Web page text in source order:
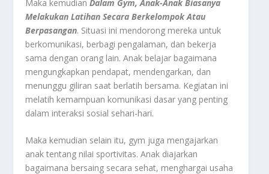
Maka kemudian Dalam Gym, Anak-Anak Biasanya
Melakukan Latihan Secara Berkelompok Atau
Berpasangan. Situasi ini mendorong mereka untuk
berkomunikasi, berbagi pengalaman, dan bekerja
sama dengan orang lain. Anak belajar bagaimana
mengungkapkan pendapat, mendengarkan, dan
menunggu giliran saat berlatih bersama. Kegiatan ini
melatih kemampuan komunikasi dasar yang penting
dalam interaksi sosial sehari-hari.
Maka kemudian selain itu, gym juga mengajarkan
anak tentang nilai sportivitas. Anak diajarkan
bagaimana bersaing secara sehat, menghargai usaha